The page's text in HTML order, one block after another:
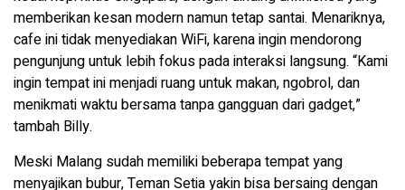
memberikan kesan modern namun tetap santai. Menariknya,
cafe ini tidak menyediakan WiFi, karena ingin mendorong
pengunjung untuk lebih fokus pada interaksi langsung. “Kami
ingin tempat ini menjadi ruang untuk makan, ngobrol, dan
menikmati waktu bersama tanpa gangguan dari gadget,”
tambah Billy.
Meski Malang sudah memiliki beberapa tempat yang
menyajikan bubur, Teman Setia yakin bisa bersaing dengan